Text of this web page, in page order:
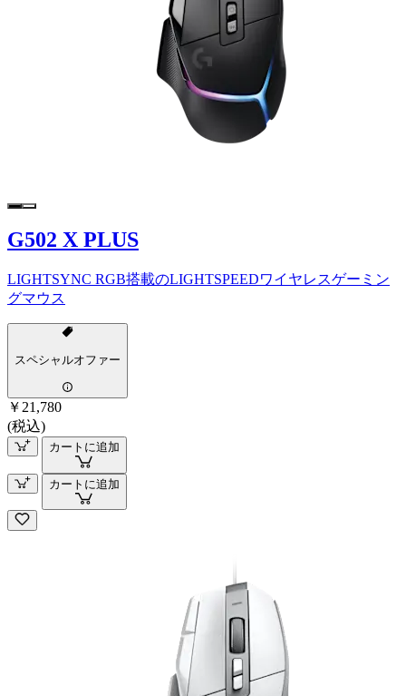
G502 X PLUS
LIGHTSYNC RGB搭載のLIGHTSPEEDワイヤレスゲーミン
グマウス
スペシャルオファー
￥21,780
(税込)
カートに追加
カートに追加